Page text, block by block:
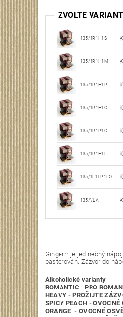
ZVOLTE
135/1R1H1S
135/1R1H1M
135/1R1H1P
135/1R1H1O
135/1R1P1O
135/1R1H1L
135/1L1LP1LO
135/VLA
Gingerrr je jedinečný
pasterován. Zázvor do
Alkoholické varianty
ROMANTIC -PRO
HEAVY -PROŽIJTE
SPICY PEACH -OVOCNÉ
ORANGE - OVOCNÉ